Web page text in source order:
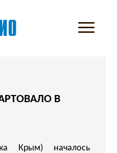
В
Крым) началось